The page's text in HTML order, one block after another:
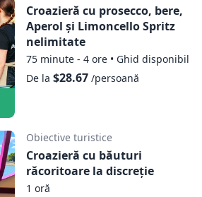
Croazieră cu prosecco, bere,
Aperol și Limoncello Spritz
nelimitate
75 minute - 4 ore • Ghid disponibil
De la $28.67/persoană
Obiective turistice
Croazieră cu băuturi
răcoritoare la discreție
1 oră